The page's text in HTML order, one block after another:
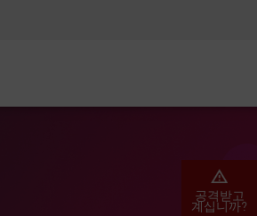
공격받고
계십니까?